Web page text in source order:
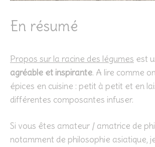
En résumé
Propos sur la racine des légumes est
agréable et inspirante. A lire comme
épices en cuisine : petit à petit et en
différentes composantes infuser.
Si vous êtes amateur / amatrice de
notamment de philosophie asiatique,